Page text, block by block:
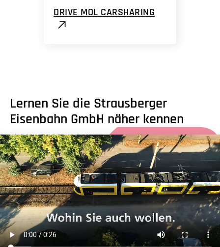
DRIVE MOL CARSHARING
Lernen Sie die Strausberger
Eisenbahn GmbH näher kennen